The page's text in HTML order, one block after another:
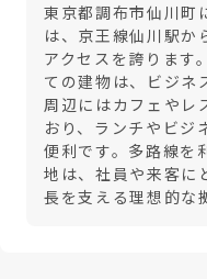
東京都調布市仙川町
は、京王線仙川駅か
アクセスを誇ります
ての建物は、ビジネ
周辺にはカフェやレ
おり、ランチやビジ
便利です。多路線を
地は、社員や来客に
長を支える理想的な